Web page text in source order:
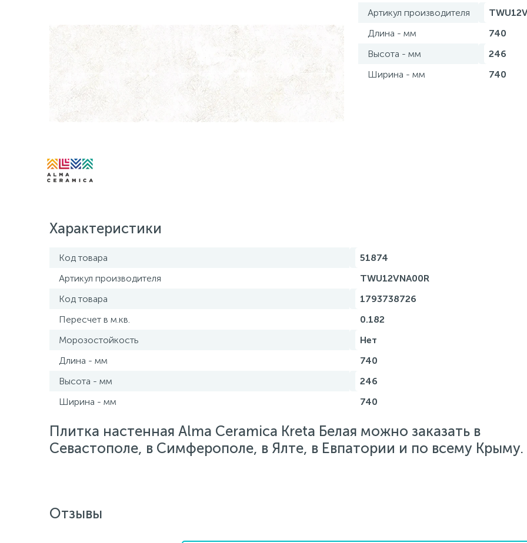
Артикул производителя
Длина - мм
740
Высота - мм
246
Ширина - мм
740
Характеристики
Код товара
51874
Артикул производителя
TWU12VNA00R
Код товара
1793738726
Пересчет в м.кв.
0.182
Морозостойкость
Нет
Длина - мм
740
Высота - мм
246
Ширина - мм
740
Плитка настенная Alma Ceramica Kreta Белая можно заказать в
Севастополе, в Симферополе, в Ялте, в Евпатории и по всему Крыму.
Отзывы